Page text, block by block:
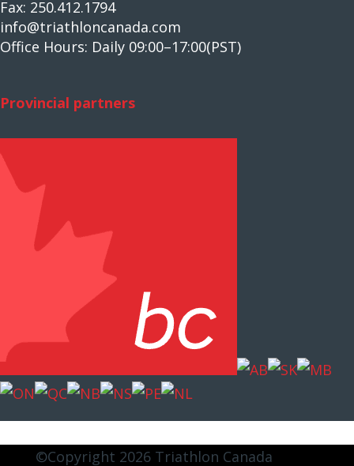
Fax: 250.412.1794
info@triathloncanada.com
Office Hours: Daily 09:00–17:00(PST)
Provincial partners
©Copyright 2026 Triathlon Canada